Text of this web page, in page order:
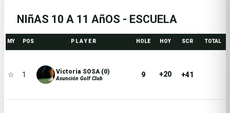
NIñAS 10 A 11 AñOS - ESCUELA
MY POS P L A Y E R HOLE HOY SCR TOTAL
☆ 1 Victoria SOSA (0)
Asunción Golf Club 9 +20 +41